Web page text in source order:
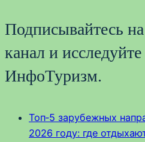
Подписывайтесь
канал и
ИнфоТуризм.
Топ‑5 зарубежных
2026 году: где